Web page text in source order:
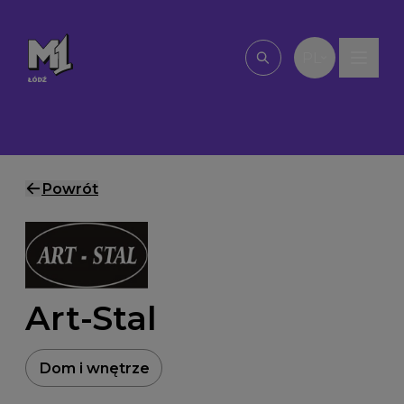
Wpisz, czego
Powrót
Art-Stal
Dom i wnętrze